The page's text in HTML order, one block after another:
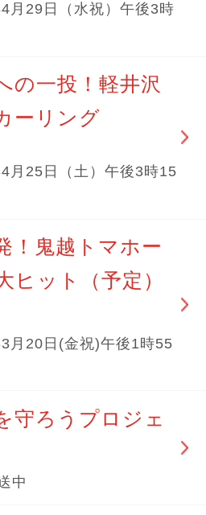
月29日（水祝）午後3時
の一投！軽井沢
ーリング
月25日（土）午後3時15
！鬼越トマホー
ヒット（予定）
月20日(金祝)午後1時55
守ろうプロジェ
中